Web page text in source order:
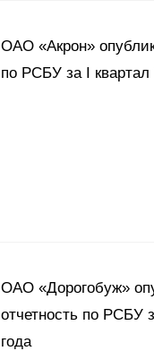
ОАО «Акрон»
по РСБУ за I квартал
ОАО «Дорогобуж»
отчетность по РСБУ
года